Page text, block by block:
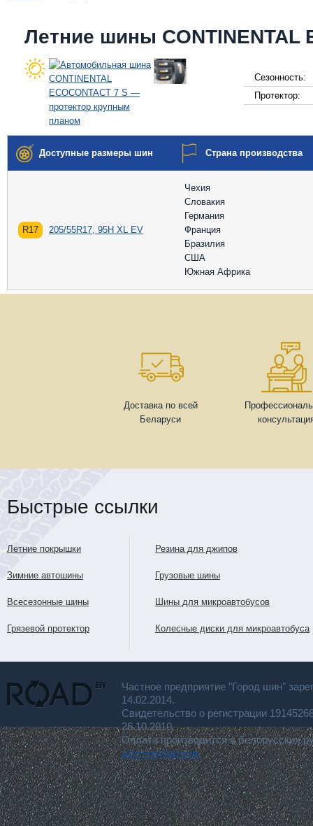
Летние шины CONTINENTAL
Сезонность:
Протектор:
Доступные размеры шин Страна производства
R17 205/55R17, 95H XL EV
Чехия
Словакия
Германия
Франция
Бразилия
США
Южная Африка
Доставка по всей
Беларуси
Быстрые ссылки
Летние покрышки
Зимние автошины
Всесезонные шины
Грязевой протектор
Резина для джипов
Грузовые шины
Шины для микроавтобусов
Колесные диски для микроавтобуса
Частное предприятие "Город шин"
14.02.2014.
Свидетельство о регистрации
26.10.2010.
Оплата производится в белорусских
для покупателя.